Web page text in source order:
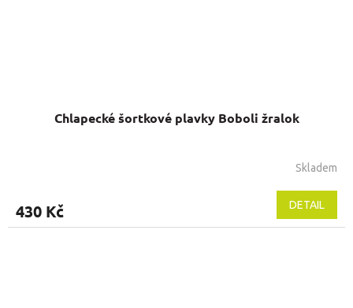
Chlapecké šortkové plavky Boboli žralok
Skladem
430 Kč DETAIL